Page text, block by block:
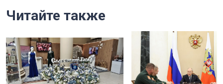
Читайте также